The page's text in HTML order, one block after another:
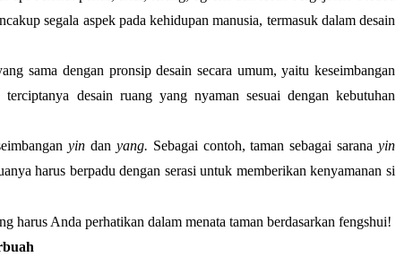
segala aspek pada kehidupan manusia, termasuk dalam desain
sama dengan pronsip desain secara umum, yaitu keseimbangan
desain ruang yang nyaman sesuai dengan kebutuhan
yin dan yang. Sebagai contoh, taman sebagai sarana
harus berpadu dengan serasi untuk memberikan kenyamanan si
harus Anda perhatikan dalam menata taman berdasarkan fengshui!